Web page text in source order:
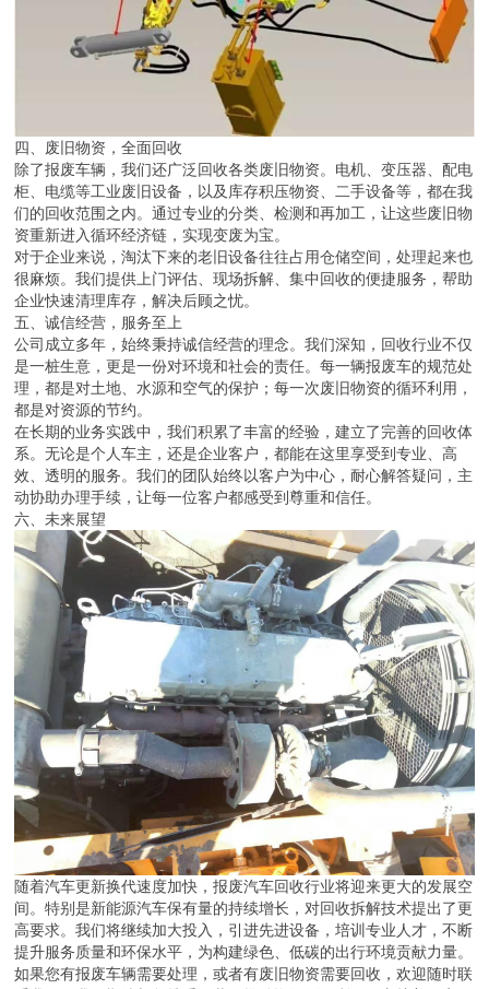
四、废旧物资，全面回收
除了报废车辆，我们还广泛回收各类废旧物资。电机、变压器、配电
柜、电缆等工业废旧设备，以及库存积压物资、二手设备等，都在我
们的回收范围之内。通过专业的分类、检测和再加工，让这些废旧物
资重新进入循环经济链，实现变废为宝。
对于企业来说，淘汰下来的老旧设备往往占用仓储空间，处理起来也
很麻烦。我们提供上门评估、现场拆解、集中回收的便捷服务，帮助
企业快速清理库存，解决后顾之忧。
五、诚信经营，服务至上
公司成立多年，始终秉持诚信经营的理念。我们深知，回收行业不仅
是一桩生意，更是一份对环境和社会的责任。每一辆报废车的规范处
理，都是对土地、水源和空气的保护；每一次废旧物资的循环利用，
都是对资源的节约。
在长期的业务实践中，我们积累了丰富的经验，建立了完善的回收体
系。无论是个人车主，还是企业客户，都能在这里享受到专业、高
效、透明的服务。我们的团队始终以客户为中心，耐心解答疑问，主
动协助办理手续，让每一位客户都感受到尊重和信任。
六、未来展望
随着汽车更新换代速度加快，报废汽车回收行业将迎来更大的发展空
间。特别是新能源汽车保有量的持续增长，对回收拆解技术提出了更
高要求。我们将继续加大投入，引进先进设备，培训专业人才，不断
提升服务质量和环保水平，为构建绿色、低碳的出行环境贡献力量。
如果您有报废车辆需要处理，或者有废旧物资需要回收，欢迎随时联